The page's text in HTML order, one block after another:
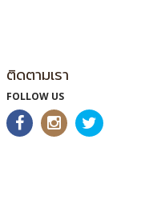
ติดตามเรา
FOLLOW US